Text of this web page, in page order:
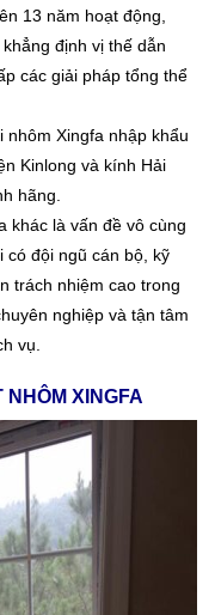
13 năm hoạt động,
định vị thế dẫn
các giải pháp tổng thể
nhôm Xingfa nhập khẩu
Kinlong và kính Hải
hãng.
khác là vấn đề vô cùng
có đội ngũ cán bộ, kỹ
trách nhiệm cao trong
nghiệp và tận tâm
vụ.
NHÔM XINGFA